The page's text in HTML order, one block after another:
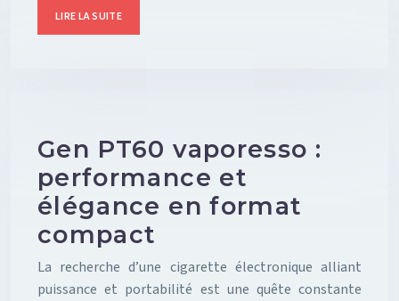
LIRE LA SUITE
Gen PT60 vaporesso :
performance et
élégance en format
compact
La recherche d’une cigarette électronique alliant
puissance et portabilité est une quête constante